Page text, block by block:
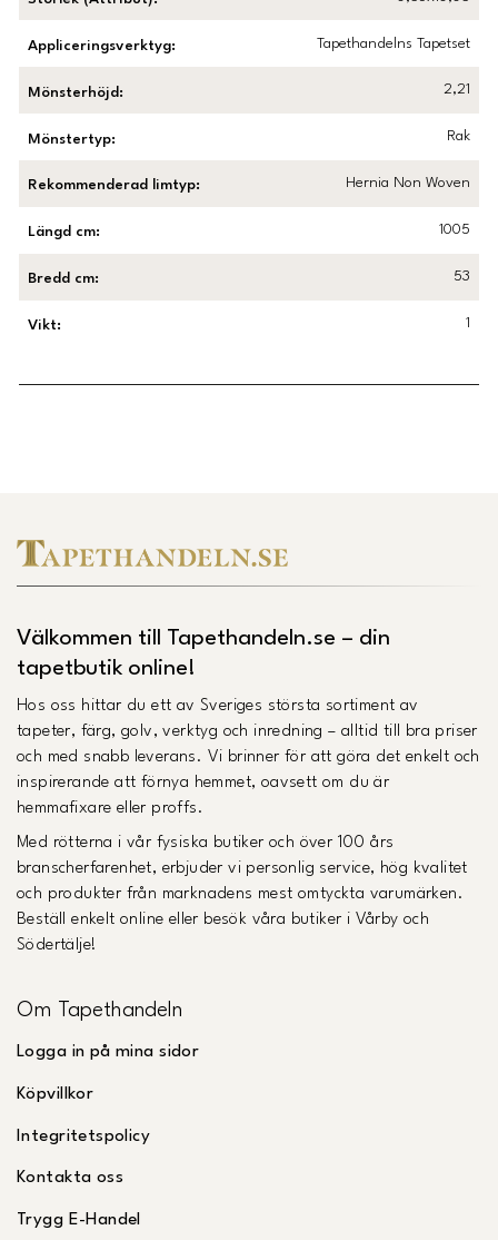
Appliceringsverktyg: Tapethandelns Tapetset
Mönsterhöjd : 2,21
Mönstertyp: Rak
Rekommenderad limtyp: Hernia Non Woven
Längd cm: 1005
Bredd cm: 53
Vikt: 1
Välkommen till Tapethandeln.se – din
tapetbutik online!
Hos oss hittar du ett av Sveriges största sortiment av
tapeter, färg, golv, verktyg och inredning – alltid till bra priser
och med snabb leverans. Vi brinner för att göra det enkelt och
inspirerande att förnya hemmet, oavsett om du är
hemmafixare eller proffs.
Med rötterna i vår fysiska butiker och över 100 års
branscherfarenhet, erbjuder vi personlig service, hög kvalitet
och produkter från marknadens mest omtyckta varumärken.
Beställ enkelt online eller besök våra butiker i Vårby och
Södertälje!
Om Tapethandeln
Logga in på mina sidor
Köpvillkor
Integritetspolicy
Kontakta oss
Trygg E-Handel